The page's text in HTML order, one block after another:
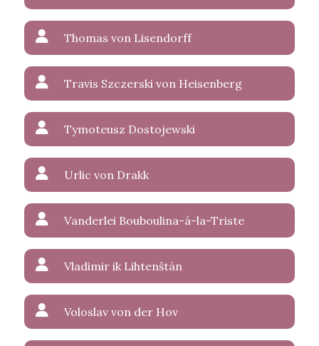
Thomas von Lisendorff
Travis Szczerski von Heisenberg
Tymoteusz Dostojewski
Urlic von Drakk
Vanderlei Bouboulina-á-la-Triste
Vladimir ik Lihtenštán
Voloslav von der Hov